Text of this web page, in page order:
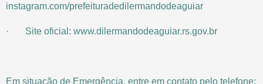
instagram.com/prefeituradedilermandodeaguiar
· Site oficial: www.dilermandodeaguiar.rs.gov.br
Em situação de Emergência, entre em contato pelo telefone: